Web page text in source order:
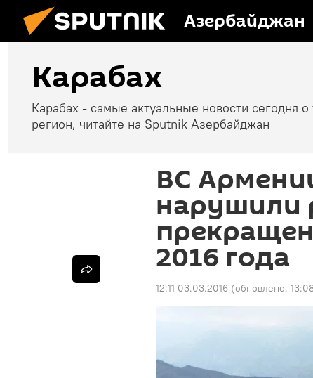
Азербайджан
Карабах
Карабах - самые актуальные новости сегодня о
регион, читайте на Sputnik Азербайджан
ВС
нарушили
2016 года
12:11 03.03.2016 (обновлено: